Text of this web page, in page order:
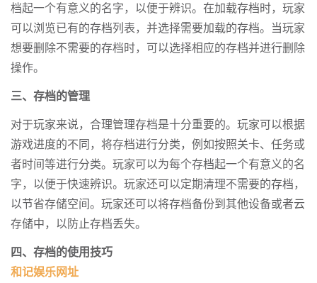
档起一个有意义的名字，以便于辨识。在加载存档时，玩家
可以浏览已有的存档列表，并选择需要加载的存档。当玩家
想要删除不需要的存档时，可以选择相应的存档并进行删除
操作。
三、存档的管理
对于玩家来说，合理管理存档是十分重要的。玩家可以根据
游戏进度的不同，将存档进行分类，例如按照关卡、任务或
者时间等进行分类。玩家可以为每个存档起一个有意义的名
字，以便于快速辨识。玩家还可以定期清理不需要的存档，
以节省存储空间。玩家还可以将存档备份到其他设备或者云
存储中，以防止存档丢失。
四、存档的使用技巧
和记娱乐网址